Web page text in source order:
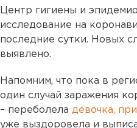
Центр гигиены и
исследование на
последние сутки. Новых
выявлено.
Напомним, что пока в
один случай заражения
– переболела девочка,
уже выздоровела и